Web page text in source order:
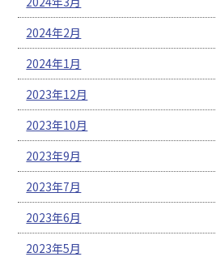
2024年2月
2024年1月
2023年12月
2023年10月
2023年9月
2023年7月
2023年6月
2023年5月